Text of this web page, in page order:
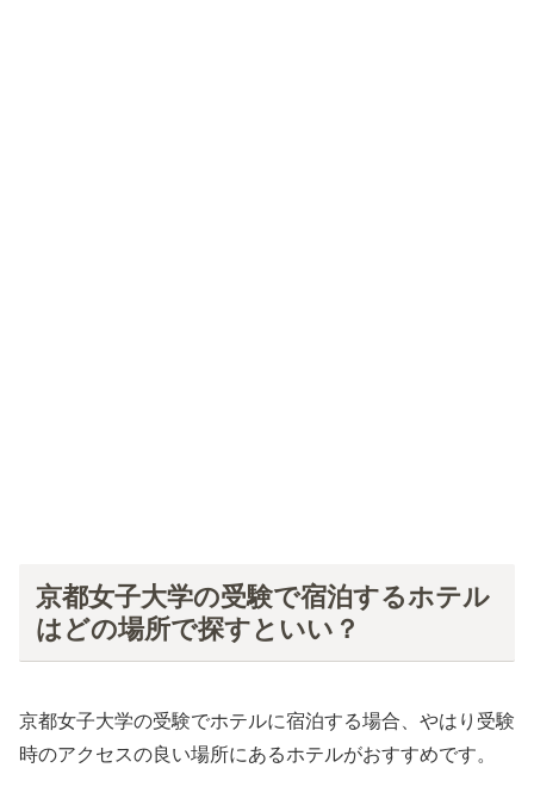
京都女子大学の受験で宿泊するホテル
はどの場所で探すといい？
京都女子大学の受験でホテルに宿泊する場合、やはり受験
時のアクセスの良い場所にあるホテルがおすすめです。